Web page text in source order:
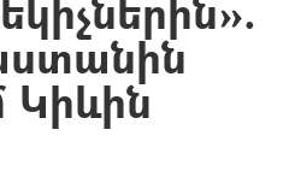
Կիևին